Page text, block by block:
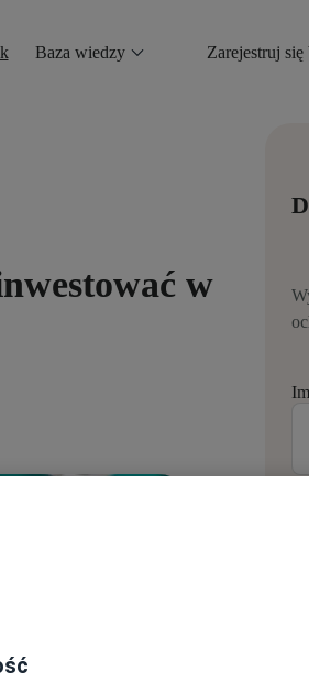
Baza wiedzy Zarejestruj się
w